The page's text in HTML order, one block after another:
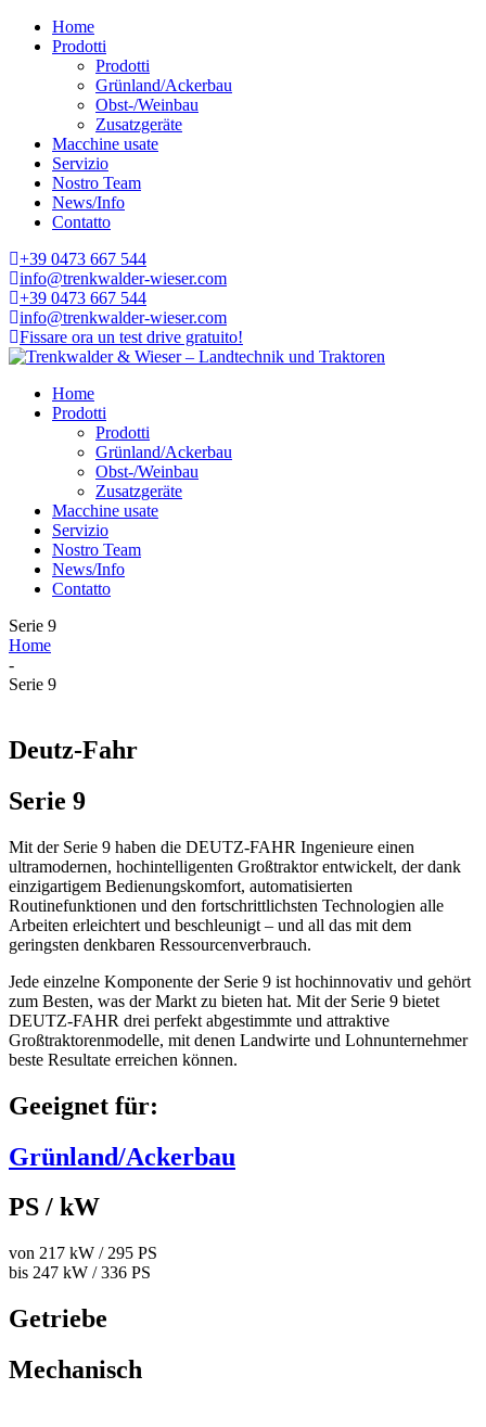
Home
Prodotti
Prodotti
Grünland/Ackerbau
Obst-/Weinbau
Zusatzgeräte
Macchine usate
Servizio
Nostro Team
News/Info
Contatto
+39 0473 667 544
info@trenkwalder-wieser.com
+39 0473 667 544
info@trenkwalder-wieser.com
Fissare ora un test drive gratuito!
Home
Prodotti
Prodotti
Grünland/Ackerbau
Obst-/Weinbau
Zusatzgeräte
Macchine usate
Servizio
Nostro Team
News/Info
Contatto
Serie 9
Home
-
Serie 9
Deutz-Fahr
Serie 9
Mit der Serie 9 haben die DEUTZ-FAHR Ingenieure einen
ultramodernen, hochintelligenten Großtraktor entwickelt, der dank
einzigartigem Bedienungskomfort, automatisierten
Routinefunktionen und den fortschrittlichsten Technologien alle
Arbeiten erleichtert und beschleunigt – und all das mit dem
geringsten denkbaren Ressourcenverbrauch.
Jede einzelne Komponente der Serie 9 ist hochinnovativ und gehört
zum Besten, was der Markt zu bieten hat. Mit der Serie 9 bietet
DEUTZ-FAHR drei perfekt abgestimmte und attraktive
Großtraktorenmodelle, mit denen Landwirte und Lohnunternehmer
beste Resultate erreichen können.
Geeignet für:
Grünland/Ackerbau
PS / kW
von 217 kW / 295 PS
bis 247 kW / 336 PS
Getriebe
Mechanisch